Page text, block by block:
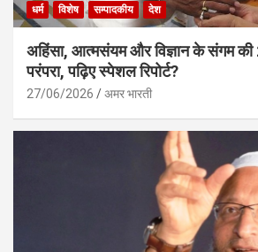
धर्म विशेष सम्पादकीय देश
अहिंसा, आत्मसंयम और विज्ञान के संगम की
परंपरा, पढ़िए स्पेशल रिपोर्ट?
27/06/2026 अमर भारती